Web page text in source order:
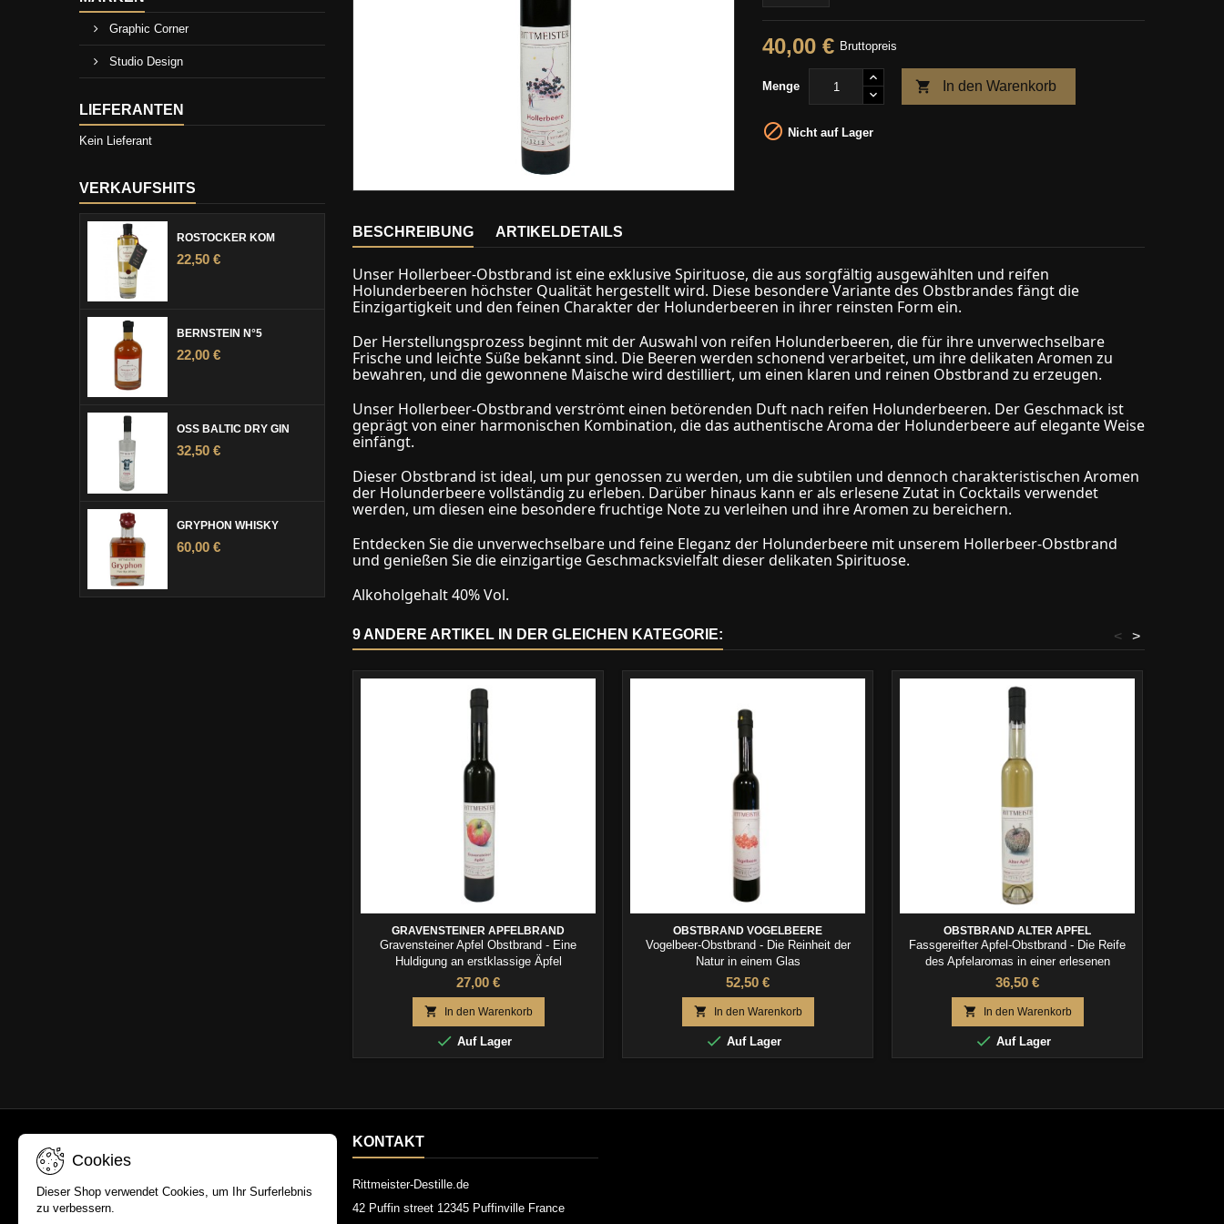
Graphic Corner
Studio Design
LIEFERANTEN
Kein Lieferant
VERKAUFSHITS
ROSTOCKER KÖM
22,50 €
BERNSTEIN N°5
22,00 €
OSS BALTIC DRY GIN
32,50 €
GRYPHON WHISKY
60,00 €
40,00 € Bruttopreis
Menge  In den Warenkorb
 Nicht auf Lager
BESCHREIBUNG ARTIKELDETAILS
Unser Hollerbeer-Obstbrand ist eine exklusive Spirituose, die aus sorgfältig ausgewählten und reifen
Holunderbeeren höchster Qualität hergestellt wird. Diese besondere Variante des Obstbrandes fängt die
Einzigartigkeit und den feinen Charakter der Holunderbeeren in ihrer reinsten Form ein.
Der Herstellungsprozess beginnt mit der Auswahl von reifen Holunderbeeren, die für ihre unverwechselbare
Frische und leichte Süße bekannt sind. Die Beeren werden schonend verarbeitet, um ihre delikaten Aromen zu
bewahren, und die gewonnene Maische wird destilliert, um einen klaren und reinen Obstbrand zu erzeugen.
Unser Hollerbeer-Obstbrand verströmt einen betörenden Duft nach reifen Holunderbeeren. Der Geschmack ist
geprägt von einer harmonischen Kombination, die das authentische Aroma der Holunderbeere auf elegante Weise
einfängt.
Dieser Obstbrand ist ideal, um pur genossen zu werden, um die subtilen und dennoch charakteristischen Aromen
der Holunderbeere vollständig zu erleben. Darüber hinaus kann er als erlesene Zutat in Cocktails verwendet
werden, um diesen eine besondere fruchtige Note zu verleihen und ihre Aromen zu bereichern.
Entdecken Sie die unverwechselbare und feine Eleganz der Holunderbeere mit unserem Hollerbeer-Obstbrand
und genießen Sie die einzigartige Geschmacksvielfalt dieser delikaten Spirituose.
Alkoholgehalt 40% Vol.
9 ANDERE ARTIKEL IN DER GLEICHEN KATEGORIE: >
<
GRAVENSTEINER APFELBRAND
Gravensteiner Apfel Obstbrand - Eine
Huldigung an erstklassige Äpfel
27,00 €
 In den Warenkorb
 Auf Lager
OBSTBRAND VOGELBEERE
Vogelbeer-Obstbrand - Die Reinheit der
Natur in einem Glas
52,50 €
 In den Warenkorb
 Auf Lager
OBSTBRAND ALTER APFEL
Fassgereifter Apfel-Obstbrand - Die Reife
des Apfelaromas in einer erlesenen
Spirituose
36,50 €
 In den Warenkorb
 Auf Lager
Persönliche Infos
Bestellungen
KONTAKT
Rittmeister-Destille.de
42 Puffin street 12345 Puffinville France
Cookies
Dieser Shop verwendet Cookies, um Ihr Surferlebnis
zu verbessern.